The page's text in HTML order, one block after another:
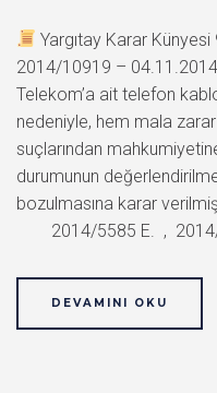
Yargıtay Karar
2014/10919 – 04.11.2014
Telekom’a ait telefon
nedeniyle, hem mala zarar
suçlarından
durumunun
bozulmasına karar
2014/5585 E. , 2014/
DEVAMINI OKU